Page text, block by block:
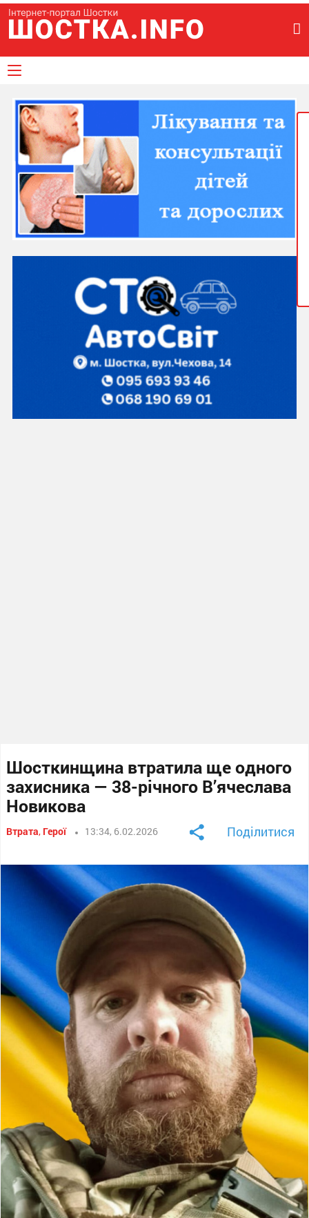
Шосткинщина втратила ще одного
захисника — 38-річного В’ячеслава
Новикова
Втрата, Герої 13:34, 6.02.2026 Поділитися